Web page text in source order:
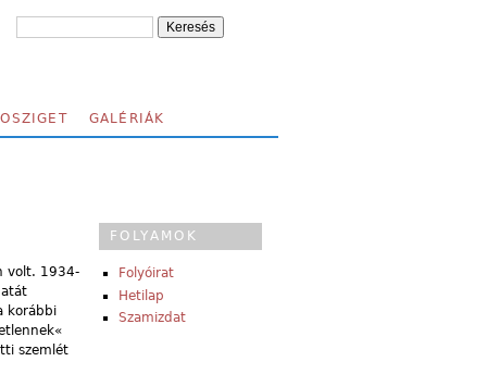
GALÉRIÁK
volt. 1934-
korábbi
szemlét
FOLYAMOK
Folyóirat
Hetilap
Szamizdat